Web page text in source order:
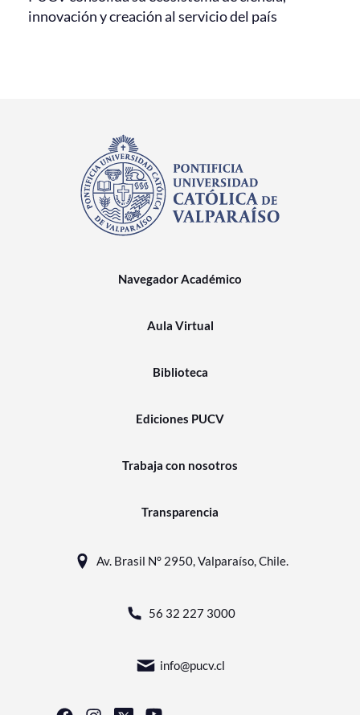
innovación y creación al servicio del país
Navegador Académico
Aula Virtual
Biblioteca
Ediciones PUCV
Trabaja con nosotros
Transparencia
Av. Brasil N° 2950, Valparaíso, Chile.
56 32 227 3000
info@pucv.cl